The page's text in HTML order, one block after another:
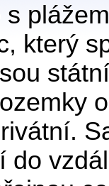
který
do